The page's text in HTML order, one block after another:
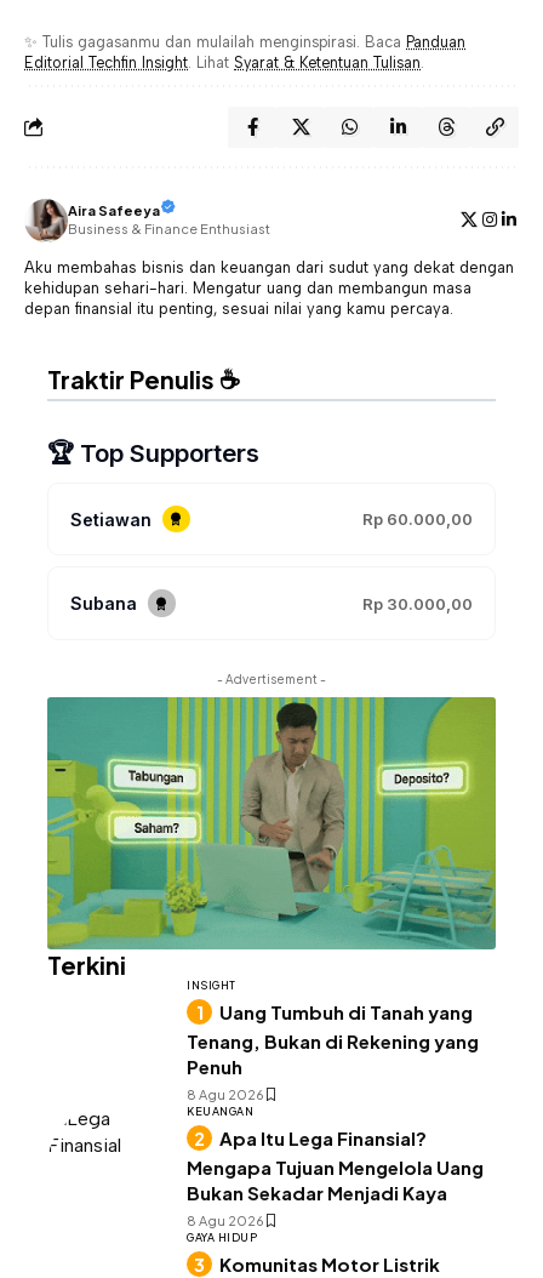
✨ Tulis gagasanmu dan mulailah menginspirasi. Baca Panduan
Editorial Techfin Insight . Lihat Syarat & Ketentuan Tulisan
Aira Safeeya
Business & Finance Enthusiast
Aku membahas bisnis dan keuangan dari sudut yang dekat dengan
kehidupan sehari-hari. Mengatur uang dan membangun masa
depan finansial itu penting, sesuai nilai yang kamu percaya.
Traktir Penulis ☕
🏆 Top Supporters
Setiawan Rp 60.000,00
Subana Rp 30.000,00
- Advertisement -
Terkini
INSIGHT
Uang Tumbuh di Tanah yang
Tenang, Bukan di Rekening yang
Penuh
8 Agu 2026
KEUANGAN
Apa Itu Lega Finansial?
Mengapa Tujuan Mengelola Uang
Bukan Sekadar Menjadi Kaya
8 Agu 2026
GAYA HIDUP
Komunitas Motor Listrik